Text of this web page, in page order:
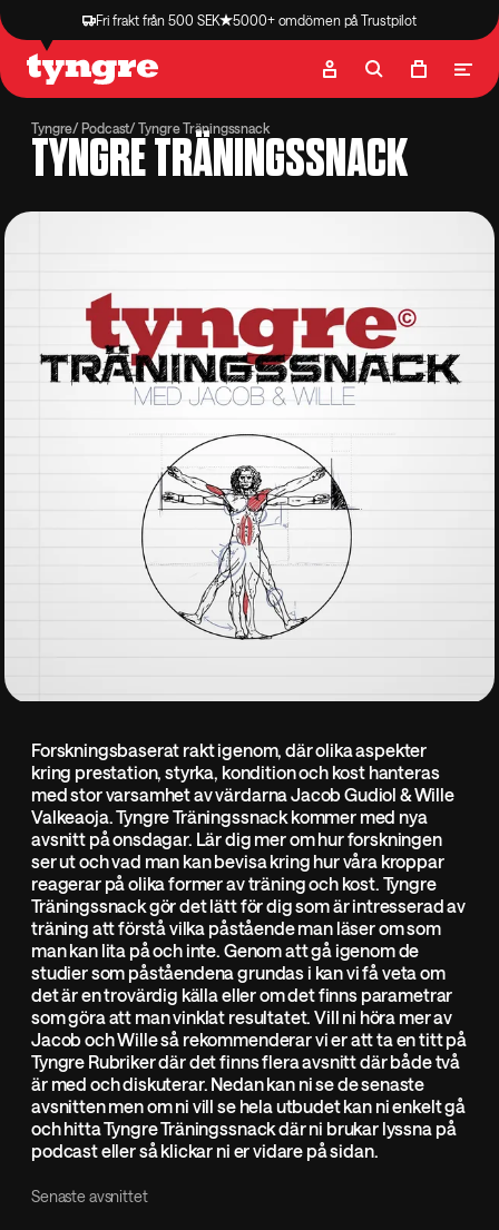
Fri frakt från 500 SEK 5000+ omdömen på Trustpilot
Butik Recept
Tyngre Podcast Tyngre Träningssnack
TYNGRE TRÄNINGSSNACK
Forskningsbaserat rakt igenom, där olika aspekter
kring prestation, styrka, kondition och kost hanteras
med stor varsamhet av värdarna Jacob Gudiol & Wille
Valkeaoja. Tyngre Träningssnack kommer med nya
avsnitt på onsdagar. Lär dig mer om hur forskningen
ser ut och vad man kan bevisa kring hur våra kroppar
reagerar på olika former av träning och kost. Tyngre
Träningssnack gör det lätt för dig som är intresserad av
träning att förstå vilka påstående man läser om som
man kan lita på och inte. Genom att gå igenom de
studier som påståendena grundas i kan vi få veta om
det är en trovärdig källa eller om det finns parametrar
som göra att man vinklat resultatet. Vill ni höra mer av
Jacob och Wille så rekommenderar vi er att ta en titt på
Tyngre Rubriker där det finns flera avsnitt där både två
är med och diskuterar. Nedan kan ni se de senaste
avsnitten men om ni vill se hela utbudet kan ni enkelt gå
och hitta Tyngre Träningssnack där ni brukar lyssna på
podcast eller så klickar ni er vidare på sidan.
Senaste avsnittet